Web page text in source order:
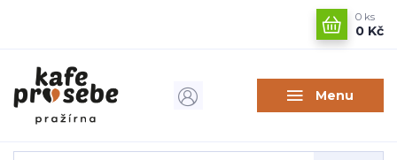
Menu
0 ks
0 Kč